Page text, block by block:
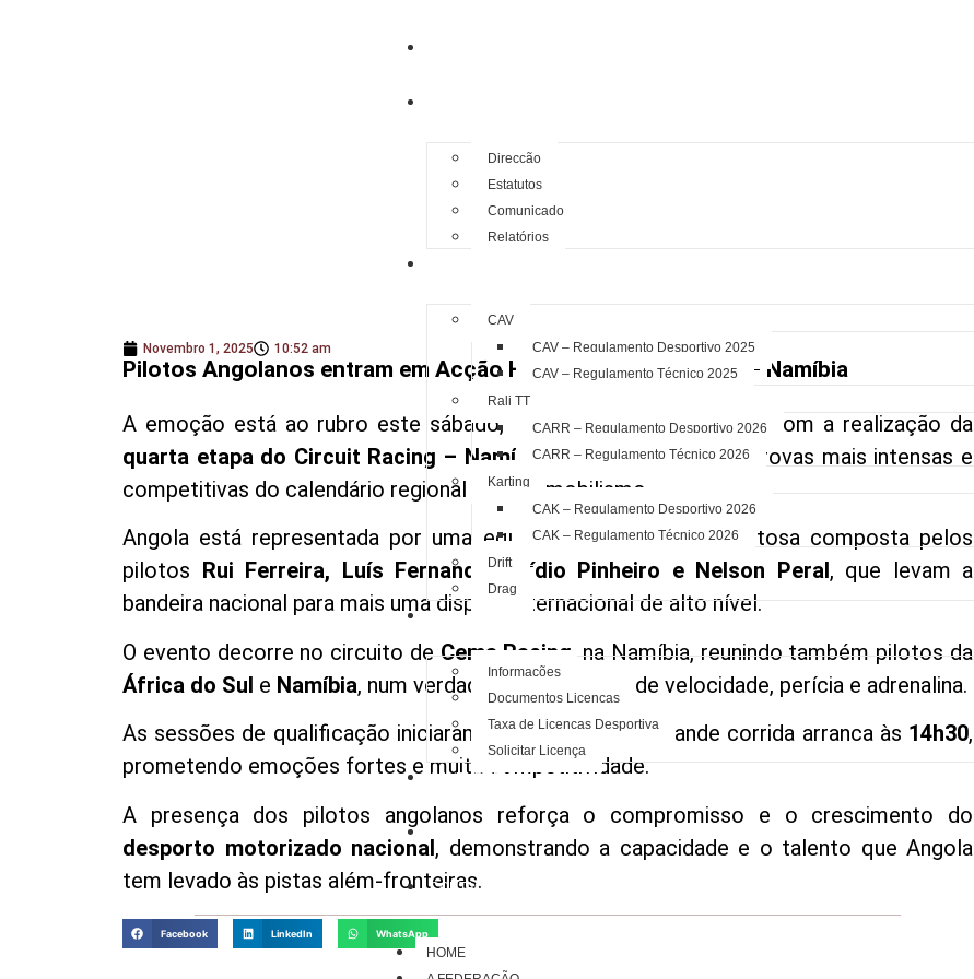
Direcção
Estatutos
Comunicado
Relatórios
CAV
CAV – Regulamento Desportivo 2025
CAV – Regulamento Técnico 2025
Rali TT
CARR – Regulamento Desportivo 2026
CARR – Regulamento Técnico 2026
Karting
CAK – Regulamento Desportivo 2026
CAK – Regulamento Técnico 2026
Drift
Drag
LICENÇAS
Informações
Documentos Licenças
Taxa de Licenças Desportiva
Solicitar Licença
CALENDÁRIO
CONTACTOS
HOME
Novembro 1, 2025 10:52 am
Pilotos Angolanos entram em Acção Hoje no Circuit Racing – Namíbia
A emoção está ao rubro este sábado, 1 de novembro de 2025, com a realização da
quarta etapa do Circuit Racing – Namíbia Nationals, uma das provas mais intensas e
competitivas do calendário regional de automobilismo.
Angola está representada por uma equipa determinada e talentosa composta pelos
pilotos Rui Ferreira, Luís Fernandes, Ilídio Pinheiro e Nelson Peral, que levam a
bandeira nacional para mais uma disputa internacional de alto nível.
O evento decorre no circuito de Cema Racing , na Namíbia, reunindo também pilotos da
África do Sul e Namíbia, num verdadeiro espetáculo de velocidade, perícia e adrenalina.
As sessões de qualificação iniciaram-se às11h00, e a grande corrida arranca às 14h30,
prometendo emoções fortes e muita competitividade.
A presença dos pilotos angolanos reforça o compromisso e o crescimento do
desporto motorizado nacional, demonstrando a capacidade e o talento que Angola
tem levado às pistas além-fronteiras.
Facebook LinkedIn WhatsApp